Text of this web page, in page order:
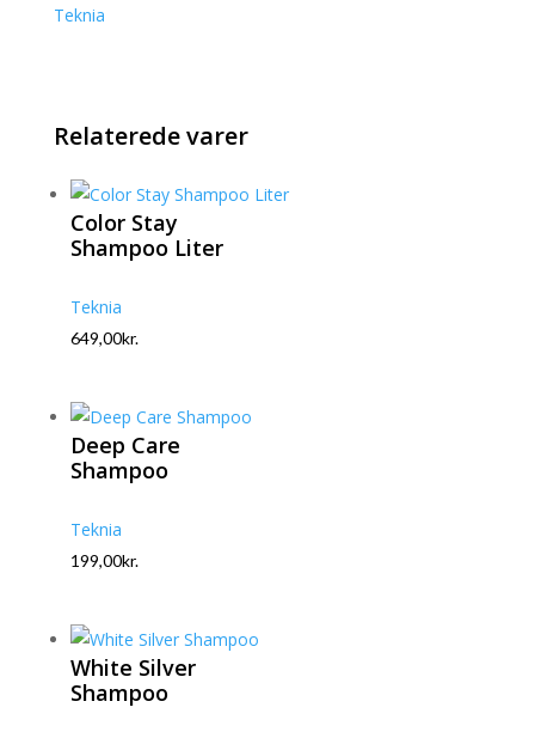
Teknia
Relaterede varer
Color Stay
Shampoo Liter
Teknia
649,00kr.
Deep Care
Shampoo
Teknia
199,00kr.
White Silver
Shampoo